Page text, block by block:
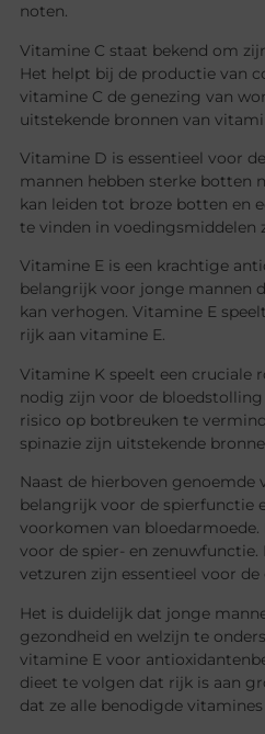
noten.
Vitamine C staat bekend om
Het helpt bij de productie van
vitamine C de genezing van
uitstekende bronnen van
Vitamine D is essentieel voor
mannen hebben sterke botten
kan leiden tot broze botten en
te vinden in voedingsmiddelen
Vitamine E is een krachtige
belangrijk voor jonge mannen
kan verhogen. Vitamine E
rijk aan vitamine E.
Vitamine K speelt een cruciale
nodig zijn voor de
risico op botbreuken te
spinazie zijn uitstekende
Naast de hierboven
belangrijk voor de spierfunctie
voorkomen van
voor de spier- en
vetzuren zijn essentieel voor
Het is duidelijk dat jonge
gezondheid en welzijn te
vitamine E voor
dieet te volgen dat rijk is aan
dat ze alle benodigde